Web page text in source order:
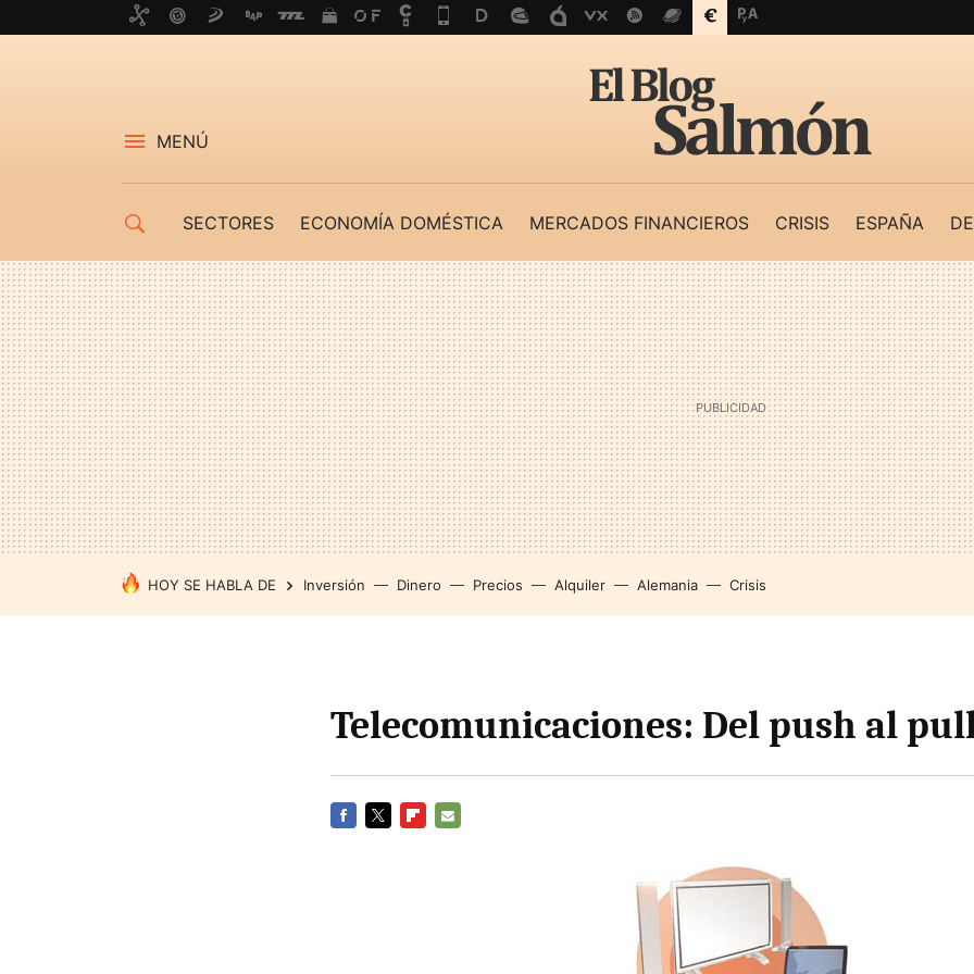
MENÚ
SECTORES ECONOMÍA DOMÉSTICA MERCADOS FINANCIEROS CRISIS ESPAÑA
HOY SE HABLA DE Inversión Dinero Precios Alquiler Alemania Crisis
Telecomunicaciones: Del push al